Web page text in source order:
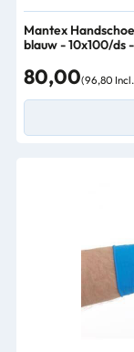
Mantex
blauw - 10x100/ds
80,00(96,80